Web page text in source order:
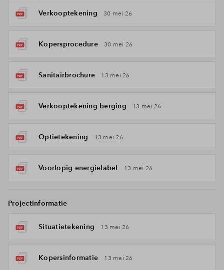
Verkooptekening 30 mei 26
Kopersprocedure 30 mei 26
Sanitairbrochure 13 mei 26
Verkooptekening berging 13 mei 26
Optietekening 13 mei 26
Voorlopig energielabel 13 mei 26
Projectinformatie
Situatietekening 13 mei 26
Kopersinformatie 13 mei 26